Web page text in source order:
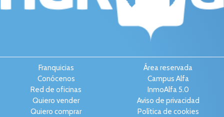
Franquicias
Conócenos
Red de oficinas
Quiero vender
Quiero comprar
Área reservada
Campus Alfa
InmoAlfa 5.0
Aviso de privacidad
Política de cookies